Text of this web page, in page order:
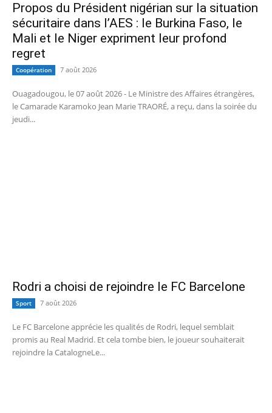
Propos du Président nigérian sur la situation
sécuritaire dans l’AES : le Burkina Faso, le
Mali et le Niger expriment leur profond
regret
Coopération 7 août 2026
Ouagadougou, le 07 août 2026 - Le Ministre des Affaires étrangères,
le Camarade Karamoko Jean Marie TRAORÉ, a reçu, dans la soirée du
jeudi...
Rodri a choisi de rejoindre le FC Barcelone
Sport 7 août 2026
Le FC Barcelone apprécie les qualités de Rodri, lequel semblait
promis au Real Madrid. Et cela tombe bien, le joueur souhaiterait
rejoindre la CatalogneLe...